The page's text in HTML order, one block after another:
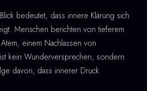
bedeutet, dass innere Klärung sich
Menschen berichten von tieferem
einem Nachlassen von
kein Wunderversprechen, sondern
davon, dass innerer Druck